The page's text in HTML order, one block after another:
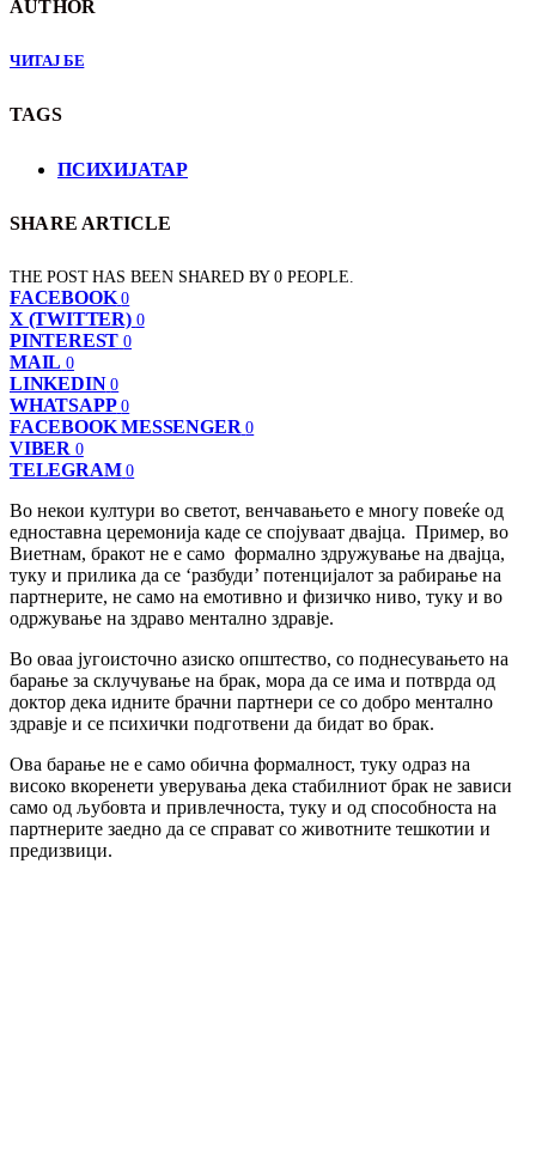
AUTHOR
ЧИТАЈ БЕ
TAGS
ПСИХИЈАТАР
SHARE ARTICLE
THE POST HAS BEEN SHARED BY0 PEOPLE.
FACEBOOK 0
X (TWITTER) 0
PINTEREST 0
MAIL 0
LINKEDIN 0
WHATSAPP 0
FACEBOOK MESSENGER 0
VIBER 0
TELEGRAM 0
Во некои култури во светот, венчавањето е многу повеќе од
едноставна церемонија каде се спојуваат двајца. Пример, во
Виетнам, бракот не е само формално здружување на двајца,
туку и прилика да се ‘разбуди’ потенцијалот за рабирање на
партнерите, не само на емотивно и физичко ниво, туку и во
одржување на здраво ментално здравје.
Во оваа југоисточно азиско општество, со поднесувањето на
барање за склучување на брак, мора да се има и потврда од
доктор дека идните брачни партнери се со добро ментално
здравје и се психички подготвени да бидат во брак.
Ова барање не е само обична формалност, туку одраз на
високо вкоренети уверувања дека стабилниот брак не зависи
само од љубовта и привлечноста, туку и од способноста на
партнерите заедно да се справат со животните тешкотии и
предизвици.